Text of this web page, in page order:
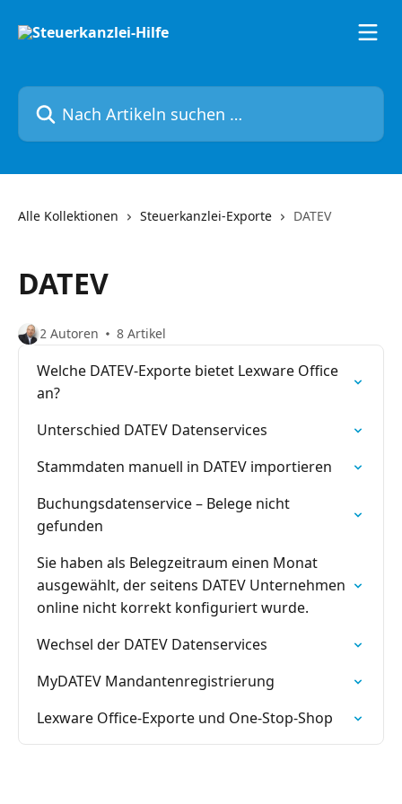
Nach Artikeln suchen …
Alle Kollektionen Steuerkanzlei-Exporte DATEV
DATEV
2 Autoren 8 Artikel
Welche DATEV-Exporte bietet Lexware Office
an?
Unterschied DATEV Datenservices
Stammdaten manuell in DATEV importieren
Buchungsdatenservice – Belege nicht
gefunden
Sie haben als Belegzeitraum einen Monat
ausgewählt, der seitens DATEV Unternehmen
online nicht korrekt konfiguriert wurde.
Wechsel der DATEV Datenservices
MyDATEV Mandantenregistrierung
Lexware Office-Exporte und One-Stop-Shop